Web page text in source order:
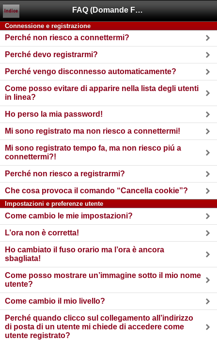
FAQ (Domande Frequenti)
Indice
Connessione e registrazione
Perché non riesco a connettermi?
Perché devo registrarmi?
Perché vengo disconnesso automaticamente?
Come posso evitare di apparire nella lista degli utenti
in linea?
Ho perso la mia password!
Mi sono registrato ma non riesco a connettermi!
Mi sono registrato tempo fa, ma non riesco piú a
connettermi?!
Perché non riesco a registrarmi?
Che cosa provoca il comando “Cancella cookie”?
Impostazioni e preferenze utente
Come cambio le mie impostazioni?
L’ora non è corretta!
Ho cambiato il fuso orario ma l’ora è ancora
sbagliata!
Come posso mostrare un’immagine sotto il mio nome
utente?
Come cambio il mio livello?
Perché quando clicco sul collegamento all’indirizzo
di posta di un utente mi chiede di accedere come
utente registrato?